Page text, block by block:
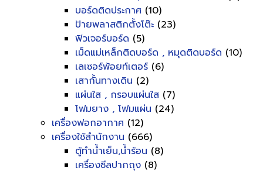
บอร์ดติดประกาศ (10)
ป้ายพลาสติกตั้งโต๊ะ (23)
ฟิวเจอร์บอร์ด (5)
เม็ดแม่เหล็กติดบอร์ด , หมุดติดบอร์ด (10)
เลเซอร์พ้อยท์เตอร์ (6)
เสากั้นทางเดิน (2)
แผ่นใส , กรอบแผ่นใส (7)
โฟมยาง , โฟมแผ่น (24)
เครื่องฟอกอากาศ (12)
เครื่องใช้สำนักงาน (666)
ตู้ทำน้ำเย็น,น้ำร้อน (8)
เครื่องซีลปากถุง (8)